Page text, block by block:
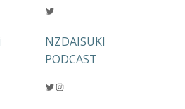
Twitter
NZDAISUKI
PODCAST
Twitter Instagram